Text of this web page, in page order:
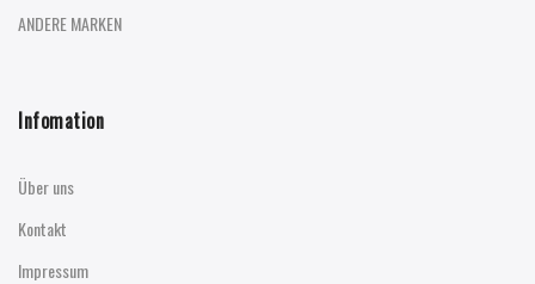
ANDERE MARKEN
Infomation
Über uns
Kontakt
Impressum